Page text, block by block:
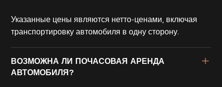
Указанные цены являются нетто-ценами, включая
транспортировку автомобиля в одну сторону.
ВОЗМОЖНА ЛИ ПОЧАСОВАЯ АРЕНДА
АВТОМОБИЛЯ?